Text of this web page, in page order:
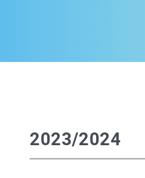
2023/2024